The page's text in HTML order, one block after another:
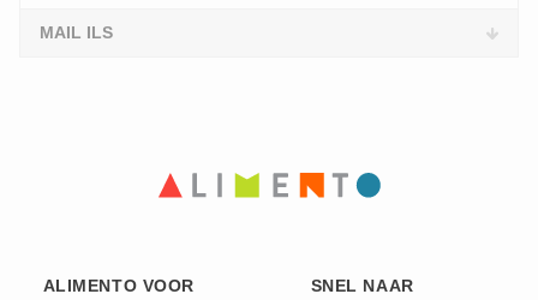
MAIL ILS
ALIMENTO VOOR SNEL NAAR